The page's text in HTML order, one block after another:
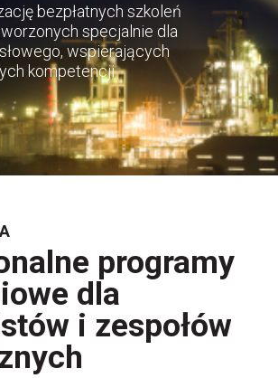
bezpłatnych szkoleń
specjalnie dla
wspierających
kompetencji
programy
dla
i zespołów